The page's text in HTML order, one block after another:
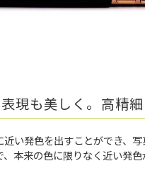
現も美しく。高精
近い発色を出すことができ、
本来の色に限りなく近い発色